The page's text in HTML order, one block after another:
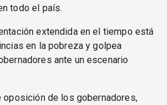
todo el país.
extendida en el tiempo está
en la pobreza y golpea
ante un escenario
oposición de los gobernadores,